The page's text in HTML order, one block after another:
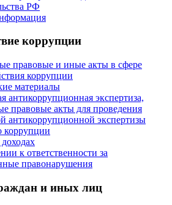
РФ
коррупции
правовые и иные акты в сфере
коррупции
материалы
антикоррупционная экспертиза,
правовые акты для проведения
антикоррупционной экспертизы
коррупции
к ответственности за
правонарушения
и иных лиц